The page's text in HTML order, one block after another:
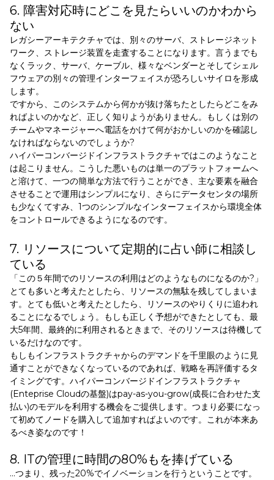
6. 障害対応時にどこを見たらいいのかわから
ない
レガシーアーキテクチャでは、別々のサーバ、ストレージネット
ワーク、ストレージ装置を走査することになります。言うまでも
なくラック、サーバ、ケーブル、様々なベンダーとそしてシェル
フウェアの別々の管理インターフェイスが恐ろしいサイロを形成
します。
ですから、このシステムから何かが抜け落ちたとしたらどこをみ
ればよいのかなど、正しく知りようがありません。もしくは別の
チームやマネージャーへ電話をかけて何がおかしいのかを確認し
なければならないのでしょうか?
ハイパーコンバージドインフラストラクチャではこのようなこと
は起こりません。こうした悪いものは単一のプラットフォームへ
と溶けて、一つの簡単な方法で行うことができ、主な要素を融合
させることで運用はシンプルになり、さらにデータセンタの場所
も少なくてすみ、1つのシンプルなインターフェイスから環境全体
をコントロールできるようになるのです。
7. リソースについて定期的に占い師に相談し
ている
「この５年間でのリソースの利用はどのようなものになるのか?」
とても多いと考えたとしたら、リソースの無駄を残してしまいま
す。とても低いと考えたとしたら、リソースのやりくりに追われ
ることになるでしょう。もしも正しく予想ができたとしても、最
大5年間、最終的に利用されるときまで、そのリソースは待機して
いるだけなのです。
もしもインフラストラクチャからのデマンドを千里眼のように見
通すことができなくなっているのであれば、戦略を再評価するタ
イミングです。ハイパーコンバージドインフラストラクチャ
(Enteprise Cloudの基盤)はpay-as-you-grow(成長に合わせた支
払い)のモデルを利用する機会をご提供します。つまり必要になっ
て初めてノードを購入して追加すればよいのです。これが本来あ
るべき姿なのです！
8. ITの管理に時間の80%もを捧げている
...つまり、残った20%でイノベーションを行うということです。